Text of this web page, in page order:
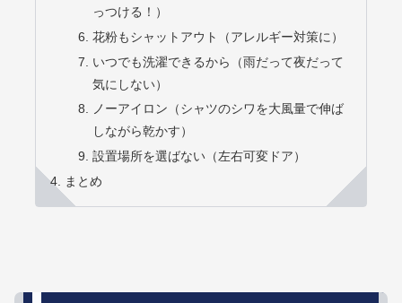
っつける！）
花粉もシャットアウト（アレルギー対策に）
いつでも洗濯できるから（雨だって夜だって
気にしない）
ノーアイロン（シャツのシワを大風量で伸ば
しながら乾かす）
設置場所を選ばない（左右可変ドア）
まとめ